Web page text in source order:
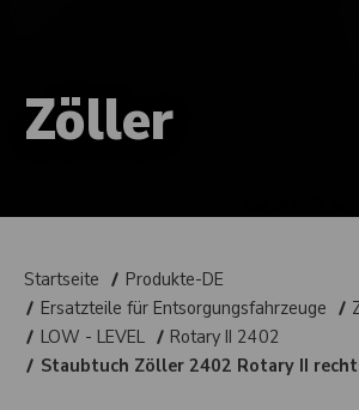
Zöller
Startseite
Produkte-DE
Ersatzteile für Entsorgungsfahrzeuge
LOW - LEVEL
Rotary II 2402
Staubtuch Zöller 2402 Rotary II